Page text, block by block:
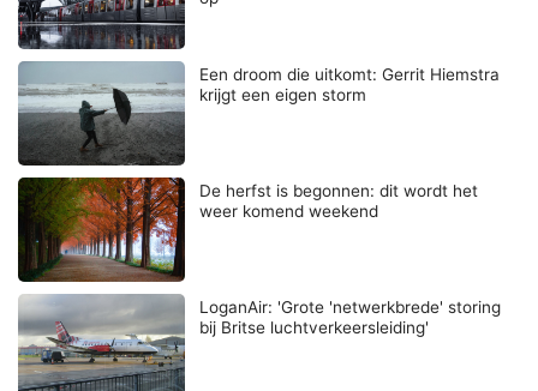
Een droom die uitkomt: Gerrit Hiemstra
krijgt een eigen storm
De herfst is begonnen: dit wordt het
weer komend weekend
LoganAir: 'Grote 'netwerkbrede' storing
bij Britse luchtverkeersleiding'